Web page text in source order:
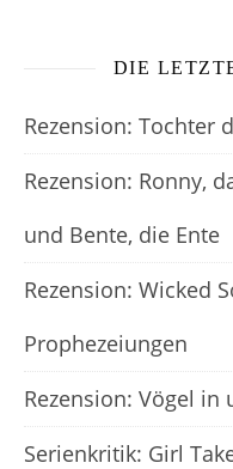
DIE
Rezension: Tochter
Rezension: Ronny,
und Bente, die Ente
Rezension: Wicked
Prophezeiungen
Rezension: Vögel in
Serienkritik: Girl